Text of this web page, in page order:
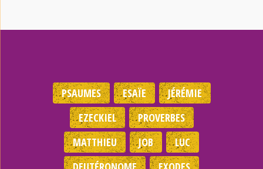
PSAUMES ESAÏE
JÉRÉMIE
EZECKIEL
PROVERBES
MATTHIEU
JOB
LUC